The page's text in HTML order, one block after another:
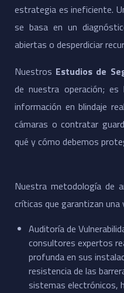
estrategia es ineficiente.
se basa en un
abiertas o desperdiciar
Nuestros Estudios de
de nuestra operación;
información en blindaje
cámaras o contratar
qué y cómo debemos
​Nuestra metodología de
críticas que garantizan
Auditoría de
consultores expertos
profunda en sus
resistencia de las
sistemas electrónicos,